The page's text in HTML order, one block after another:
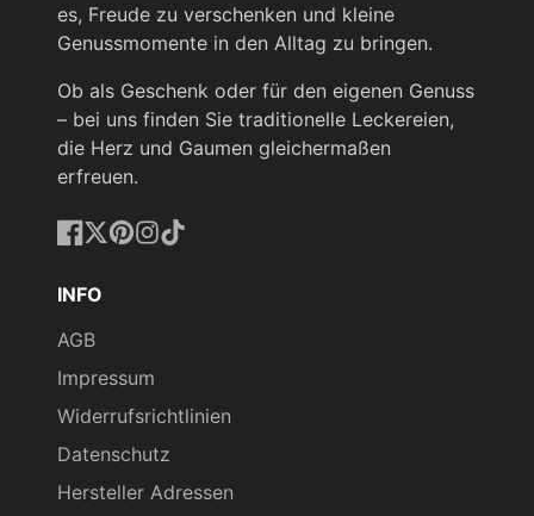
es, Freude zu verschenken und kleine
Genussmomente in den Alltag zu bringen.
Ob als Geschenk oder für den eigenen Genuss
– bei uns finden Sie traditionelle Leckereien,
die Herz und Gaumen gleichermaßen
erfreuen.
INFO
AGB
Impressum
Widerrufsrichtlinien
Datenschutz
Hersteller Adressen